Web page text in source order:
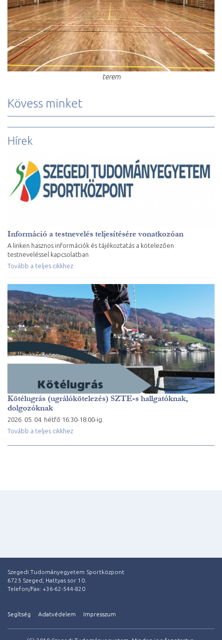
terem
Kövess minket
Hírek
Információ a testnevelés teljesítésére vonatkozóan
A linken hasznos információk és tájékoztatás a kötelezően
testneveléssel kapcsolatban
Tovább a teljes cikkhez
Kötélugrás (ugrálókötelezés) SZTE-s hallgatóknak,
dolgozóknak
2026. 05. 04. hétfő 16:30-18:00-ig.
Tovább a teljes cikkhez
Szegedi Tudományegyetem Sportközpont
6725 Szeged, Hattyas sor 10.
Telefon/Fax: +36-62-544-820
Segítség Adatvédelem Impresszum